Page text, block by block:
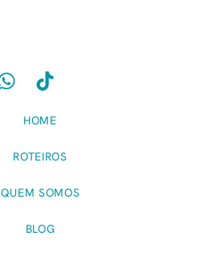
HOME
ROTEIROS
QUEM SOMOS
BLOG